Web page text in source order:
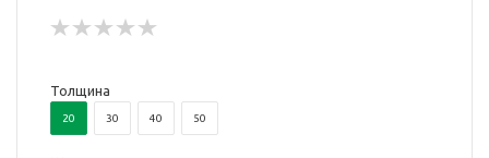
Толщина
20 30 40 50